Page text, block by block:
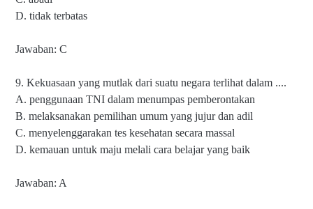
D. tidak terbatas
Jawaban: C
9. Kekuasaan yang mutlak dari suatu negara terlihat dalam ....
A. penggunaan TNI dalam menumpas pemberontakan
B. melaksanakan pemilihan umum yang jujur dan adil
C. menyelenggarakan tes kesehatan secara massal
D. kemauan untuk maju melali cara belajar yang baik
Jawaban: A